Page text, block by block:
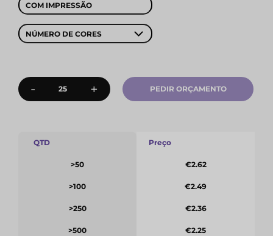
COM IMPRESSÃO
NÚMERO DE CORES
- + PEDIR ORÇAMENTO
QTD
>50
>100
>250
>500
Preço
€2.62
€2.49
€2.36
€2.25